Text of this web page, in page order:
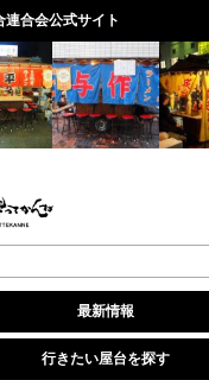
合会公式サイト
最新情報
行きたい屋台を探す